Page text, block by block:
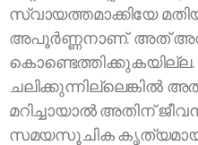
സ്വായത്തമാക്കിയേ
അപൂര്‍ണ്ണനാണ്. അത്
ചലിക്കുന്നില്ലെങ്കില്‍
മറിച്ചായാല്‍ അതിന്
സമയസൂചിക